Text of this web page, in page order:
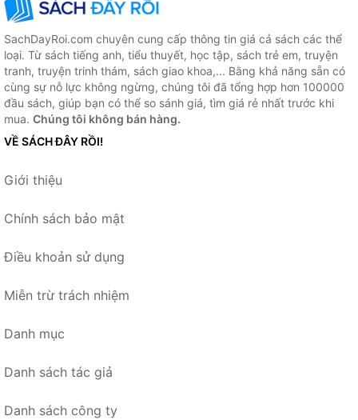
SachDayRoi.com chuyên cung cấp thông tin giá cả sách các thể
loại. Từ sách tiếng anh, tiểu thuyết, học tập, sách trẻ em, truyện
tranh, truyện trinh thám, sách giao khoa,... Bằng khả năng sẵn có
cùng sự nỗ lực không ngừng, chúng tôi đã tổng hợp hơn 100000
đầu sách, giúp bạn có thể so sánh giá, tìm giá rẻ nhất trước khi
mua. Chúng tôi không bán hàng.
VỀ SÁCH ĐÂY RỒI!
Giới thiệu
Chính sách bảo mật
Điều khoản sử dụng
Miễn trừ trách nhiệm
Danh mục
Danh sách tác giả
Danh sách công ty